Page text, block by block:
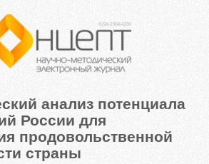
анализ потенциала
России для
продовольственной
страны